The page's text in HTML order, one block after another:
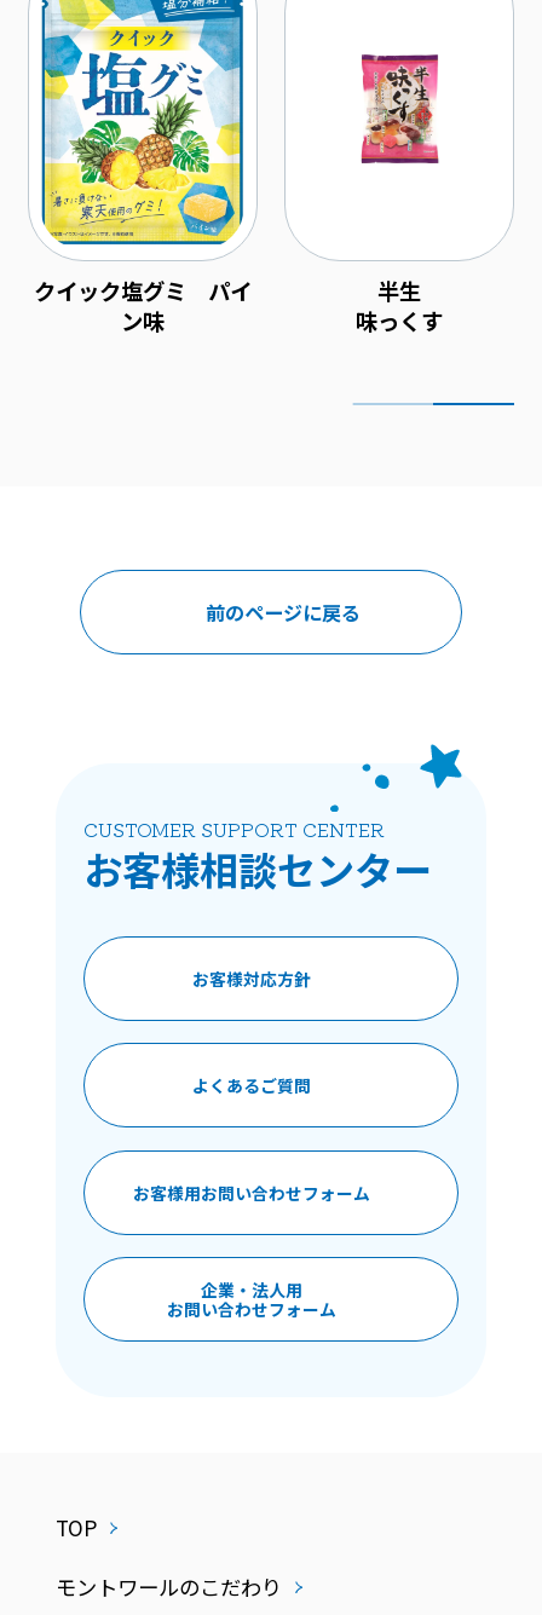
クイック塩グミ パイ
ン味
半生
味っくす
前のページに戻る
CUSTOMER SUPPORT CENTER
お客様相談センター
お客様対応方針
よくあるご質問
お客様用お問い合わせフォーム
企業・法人用
お問い合わせフォーム
TOP
モントワールのこだわり